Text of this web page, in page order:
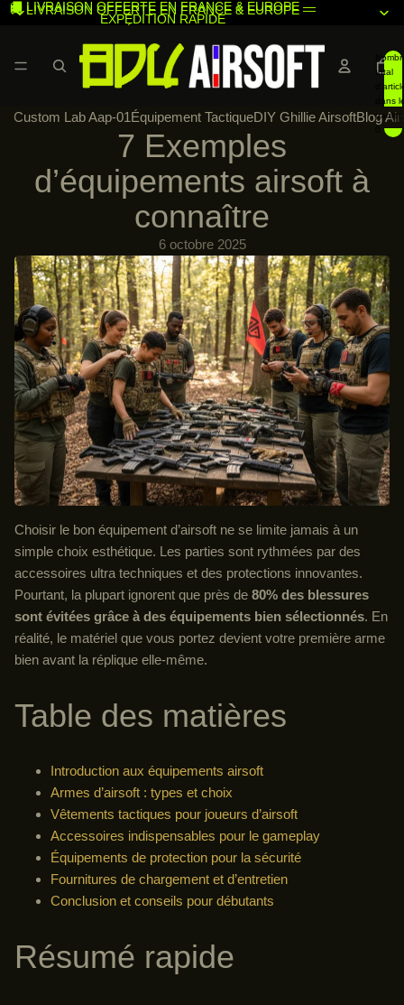
🚚 LIVRAISON OFFERTE EN FRANCE & EUROPE —
EXPÉDITION RAPIDE
🚚 LIVRAISON OFFERTE EN FRANCE & EUROPE —
total
dans
panier:
Custom Lab Aap-01Équipement TactiqueDIY Ghillie AirsoftBlog
7 Exemples
d’équipements airsoft à
connaître
6 octobre 2025
Choisir le bon équipement d’airsoft ne se limite jamais à un
simple choix esthétique. Les parties sont rythmées par des
accessoires ultra techniques et des protections innovantes.
Pourtant, la plupart ignorent que près de 80% des blessures
sont évitées grâce à des équipements bien sélectionnés. En
réalité, le matériel que vous portez devient votre première arme
bien avant la réplique elle-même.
Table des matières
Introduction aux équipements airsoft
Armes d’airsoft : types et choix
Vêtements tactiques pour joueurs d’airsoft
Accessoires indispensables pour le gameplay
Équipements de protection pour la sécurité
Fournitures de chargement et d’entretien
Conclusion et conseils pour débutants
Résumé rapide